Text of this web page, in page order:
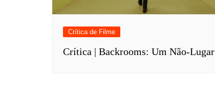
Crítica de Filme
Crítica | Backrooms: Um Não-Lugar